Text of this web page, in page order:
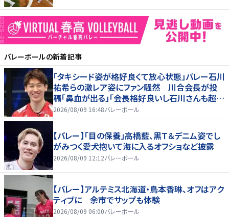
バレーボールの新着記事
「タキシード姿が格好良くて放心状態」バレー石川
祐希らの激レア姿にファン騒然 川合会長が投
稿「鼻血が出る」「会長格好良いし石川さんも超格
好いい」
2026/08/09 16:48バレーボール
【バレー】「目の保養」高橋藍、黒Ｔ＆デニム姿でし
がみつく愛犬抱いて海に入るオフショなど披露
2026/08/09 12:12バレーボール
【バレー】アルテミス北海道・鳥本香琳、オフはアク
ティブに 余市でサップも体験
2026/08/09 06:00バレーボール